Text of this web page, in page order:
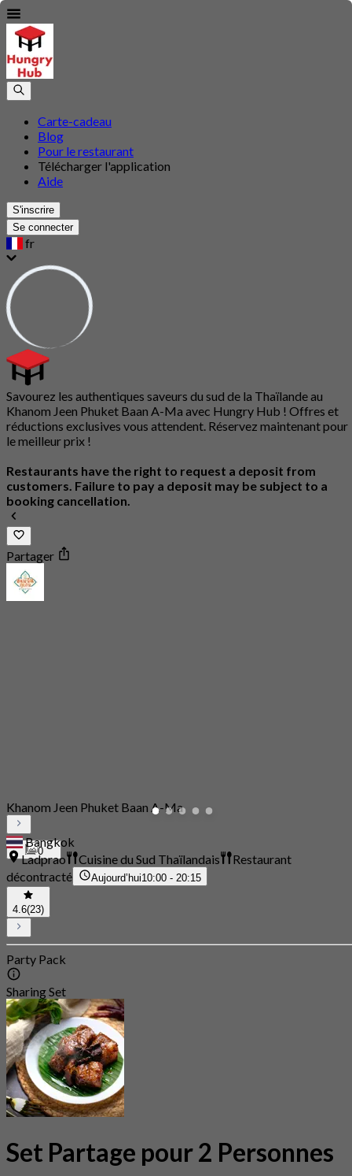
Carte-cadeau
Blog
Pour le restaurant
Télécharger l'application
Aide
S'inscrire
Se connecter
fr
Savourez les authentiques saveurs du sud de la Thaïlande au
Khanom Jeen Phuket Baan A-Ma avec Hungry Hub ! Offres et
réductions exclusives vous attendent. Réservez maintenant pour
le meilleur prix !
Restaurants have the right to request a deposit from
customers. Failure to pay a deposit may be subject to a
booking cancellation.
Partager
0
Khanom Jeen Phuket Baan A-Ma
Bangkok
Ladprao
Cuisine du Sud Thaïlandais
Restaurant
décontracté
Aujourd’hui10:00 - 20:15
4.6(23)
Party Pack
Sharing Set
Set Partage pour 2 Personnes